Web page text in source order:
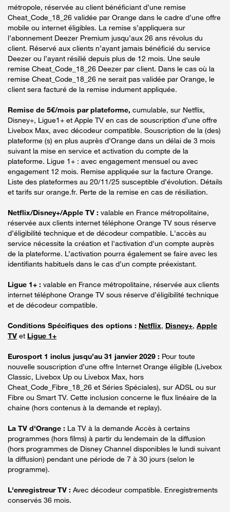
métropole, réservée au client bénéficiant d’une remise
Cheat_Code_18_26 validée par Orange dans le cadre d’une offre
mobile ou internet éligibles. La remise s’appliquera sur
l’abonnement Deezer Premium jusqu’aux 26 ans révolus du
client. Réservé aux clients n’ayant jamais bénéficié du service
Deezer ou l’ayant résilié depuis plus de 12 mois. Une seule
remise Cheat_Code_18_26 Deezer par client. Dans le cas où la
remise Cheat_Code_18_26 ne serait pas validée par Orange, le
client sera facturé de la remise indument appliquée.
Remise de 5€/mois par plateforme, cumulable, sur Netflix,
Disney+, Ligue1+ et Apple TV en cas de souscription d’une offre
Livebox Max, avec décodeur compatible. Souscription de la (des)
plateforme (s) en plus auprès d’Orange dans un délai de 3 mois
suivant la mise en service et activation du compte de la
plateforme. Ligue 1+ : avec engagement mensuel ou avec
engagement 12 mois. Remise appliquée sur la facture Orange.
Liste des plateformes au 20/11/25 susceptible d’évolution. Détails
et tarifs sur orange.fr. Perte de la remise en cas de résiliation.
Netflix/Disney+/Apple TV : valable en France métropolitaine,
réservée aux clients internet téléphone Orange TV sous réserve
d’éligibilité technique et de décodeur compatible. L'accès au
service nécessite la création et l'activation d'un compte auprès
de la plateforme. L’activation pourra également se faire avec les
identifiants habituels dans le cas d’un compte préexistant.
Ligue 1+ : valable en France métropolitaine, réservée aux clients
internet téléphone Orange TV sous réserve d’éligibilité technique
et de décodeur compatible.
Conditions Spécifiques des options : Netflix, Disney+, Apple
TV et Ligue 1+
Eurosport 1 inclus jusqu’au 31 janvier 2029 : Pour toute
nouvelle souscription d’une offre Internet Orange éligible (Livebox
Classic, Livebox Up ou Livebox Max, hors
Cheat_Code_Fibre_18_26 et Séries Spéciales), sur ADSL ou sur
Fibre ou Smart TV. Cette inclusion concerne le flux linéaire de la
chaine (hors contenus à la demande et replay).
La TV d'Orange : La TV à la demande Accès à certains
programmes (hors films) à partir du lendemain de la diffusion
(hors programmes de Disney Channel disponibles le lundi suivant
la diffusion) pendant une période de 7 à 30 jours (selon le
programme).
L'enregistreur TV : Avec décodeur compatible. Enregistrements
conservés 36 mois.